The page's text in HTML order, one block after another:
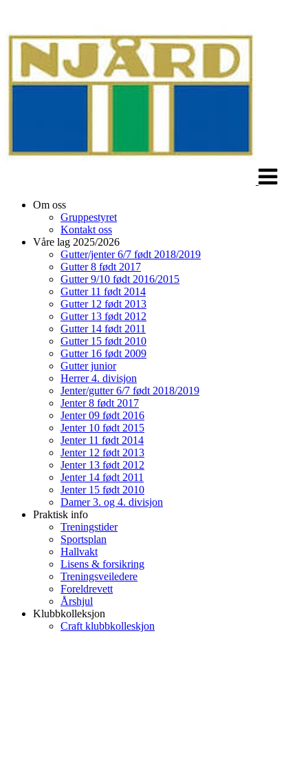
Om oss
Gruppestyret
Kontakt oss
Våre lag 2025/2026
Gutter/jenter 6/7 født 2018/2019
Gutter 8 født 2017
Gutter 9/10 født 2016/2015
Gutter 11 født 2014
Gutter 12 født 2013
Gutter 13 født 2012
Gutter 14 født 2011
Gutter 15 født 2010
Gutter 16 født 2009
Gutter junior
Herrer 4. divisjon
Jenter/gutter 6/7 født 2018/2019
Jenter 8 født 2017
Jenter 09 født 2016
Jenter 10 født 2015
Jenter 11 født 2014
Jenter 12 født 2013
Jenter 13 født 2012
Jenter 14 født 2011
Jenter 15 født 2010
Damer 3. og 4. divisjon
Praktisk info
Treningstider
Sportsplan
Hallvakt
Lisens & forsikring
Treningsveiledere
Foreldrevett
Årshjul
Klubbkolleksjon
Craft klubbkolleskjon